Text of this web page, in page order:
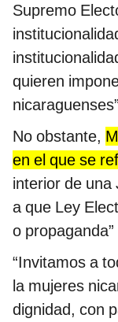
Supremo
quieren
No obstante,
en el que se
interior de una
a que Ley
o
“Invitamos a
la mujeres
dignidad, con